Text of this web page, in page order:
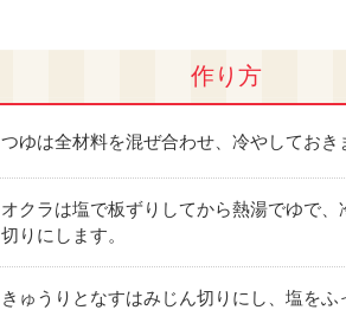
作り方
つゆは全材料を混ぜ合わせ、冷やしておき
オクラは塩で板ずりしてから熱湯でゆで、
切りにします。
きゅうりとなすはみじん切りにし、塩をふ